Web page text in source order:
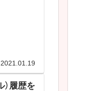
2021.01.19
履歴を